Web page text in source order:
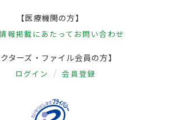
【医療機関の方】
報掲載にあたって お問い合わせ
クターズ・ファイル会員の方】
ログイン 会員登録